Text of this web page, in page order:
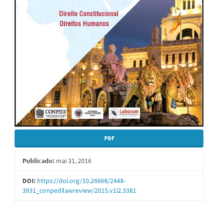
PDF
Publicado: mai 31, 2016
DOI: https://doi.org/10.26668/2448-
3931_conpedilawreview/2015.v1i2.3381